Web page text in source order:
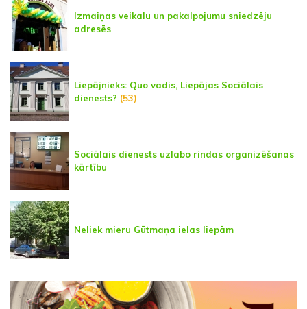
Izmaiņas veikalu un pakalpojumu sniedzēju
adresēs
Liepājnieks: Quo vadis, Liepājas Sociālais
dienests? (53)
Sociālais dienests uzlabo rindas organizēšanas
kārtību
Neliek mieru Gūtmaņa ielas liepām